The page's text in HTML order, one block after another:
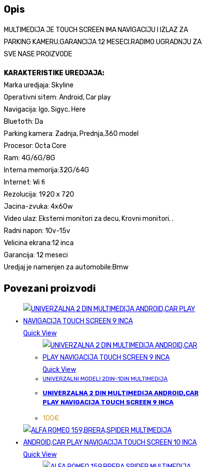
NAVIGACIJA
TOUCH
SCREEN
12
INCA
Opis
MULTIMEDIJA JE TOUCH SCREEN IMA NAVIGACIJU I IZLAZ ZA
PARKING KAMERU.GARANCIJA 12 MESECI.RADIMO UGRADNJU ZA
SVE NASE PROIZVODE
KARAKTERISTIKE UREDJAJA:
Marka uredjaja: Skyline
Operativni sitem: Android, Car play
Navigacija: Igo, Sigyc, Here
Bluetoth: Da
Parking kamera: Zadnja, Prednja,360 model
Procesor: Octa Core
Ram: 4G/6G/8G
Interna memorija:32G/64G
Internet: Wi fi
Rezolucija: 1920 x 720
Jacina-zvuka: 4x60w
Video ulaz: Eksterni monitori za decu, Krovni monitori. .
Radni napon: 10v-15v
Velicina ekrana:12 inca
Garancija: 12 meseci
Uredjaj je namenjen za automobile:Bmw
Povezani proizvodi
Quick View
Quick View
UNIVERZALNI MODELI 2DIN-1DIN MULTIMEDIJA
UNIVERZALNA 2 DIN MULTIMEDIJA ANDROID,CAR
PLAY NAVIGACIJA TOUCH SCREEN 9 INCA
100€
Quick View